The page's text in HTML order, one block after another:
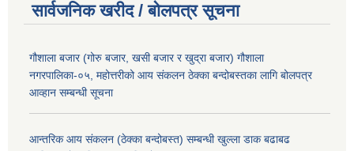
सार्वजनिक खरीद / बोलपत्र सूचना
गौशाला बजार (गोरु बजार, खसी बजार र खुद्रा बजार) गौशाला
नगरपालिका-०५, महोत्तरीको आय संकलन ठेक्का बन्दोबस्तका लागि बोलपत्र
आव्हान सम्बन्धी सूचना
आन्तरिक आय संकलन (ठेक्का बन्दोबस्त) सम्बन्धी खुल्ला डाक बढाबढ